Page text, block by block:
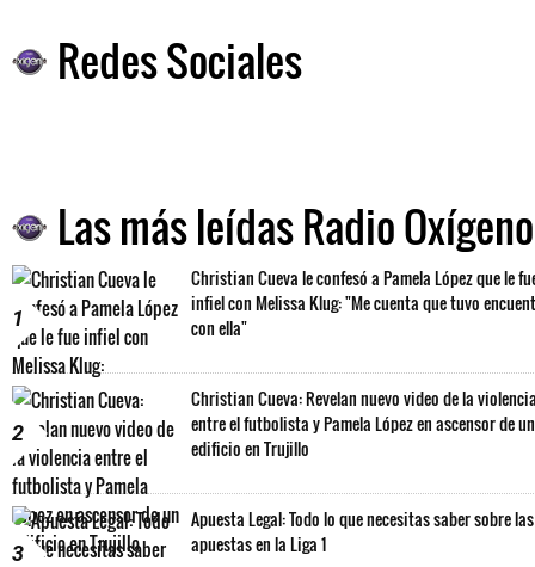
Redes Sociales
Las más leídas Radio Oxígeno
1
Christian Cueva le confesó a Pamela López que le
infiel con Melissa Klug: "Me cuenta que tuvo
con ella"
2
Christian Cueva: Revelan nuevo video de la
entre el futbolista y Pamela López en ascensor de un
edificio en Trujillo
3
Apuesta Legal: Todo lo que necesitas saber sobre las
apuestas en la Liga 1